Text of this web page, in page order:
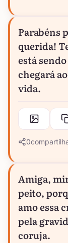
Parabéns
querida!
está
chegará
vida.
0
Amiga,
peito,
amo essa
pela
coruja.